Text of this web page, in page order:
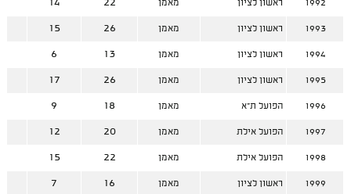
1992 ראשון לציון מאמן 22
14
1993 ראשון לציון מאמן 26
15
1994 ראשון לציון מאמן 13
6
1995 ראשון לציון מאמן 26
17
1996 הפועל ת"א מאמן 18
9
1997 הפועל אילת מאמן 20
12
1998 הפועל אילת מאמן 22
15
1999 ראשון לציון מאמן 16
7